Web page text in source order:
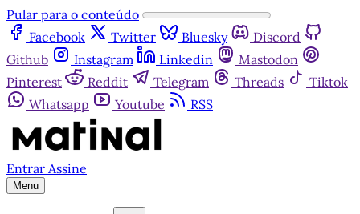
Pular para o conteúdo
Facebook
Twitter Bluesky
Discord
Github
Instagram Linkedin
Mastodon
Pinterest
Reddit Telegram Threads
Tiktok
Whatsapp
Youtube RSS
Entrar Assine
Menu